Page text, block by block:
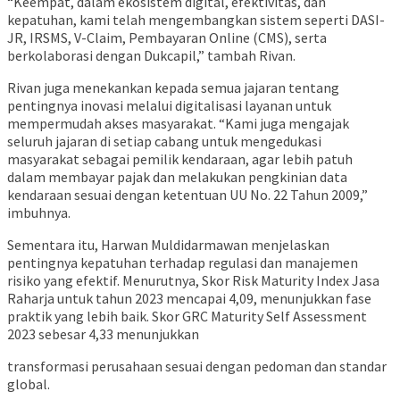
kepatuhan, kami telah mengembangkan sistem seperti DASI-
JR, IRSMS, V-Claim, Pembayaran Online (CMS), serta
berkolaborasi dengan Dukcapil,” tambah Rivan.
Rivan juga menekankan kepada semua jajaran tentang
pentingnya inovasi melalui digitalisasi layanan untuk
mempermudah akses masyarakat. “Kami juga mengajak
seluruh jajaran di setiap cabang untuk mengedukasi
masyarakat sebagai pemilik kendaraan, agar lebih patuh
dalam membayar pajak dan melakukan pengkinian data
kendaraan sesuai dengan ketentuan UU No. 22 Tahun 2009,”
imbuhnya.
Sementara itu, Harwan Muldidarmawan menjelaskan
pentingnya kepatuhan terhadap regulasi dan manajemen
risiko yang efektif. Menurutnya, Skor Risk Maturity Index Jasa
Raharja untuk tahun 2023 mencapai 4,09, menunjukkan fase
praktik yang lebih baik. Skor GRC Maturity Self Assessment
2023 sebesar 4,33 menunjukkan
transformasi perusahaan sesuai dengan pedoman dan standar
global.